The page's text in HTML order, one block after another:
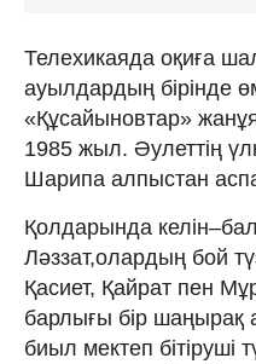
Телехикаяда оқиға
ауылдардың бірінде
«Құсайыновтар»
1985 жыл. Әулеттің
Шарипа алпыстан
Қолдарында
Ләззат,олардың бой
Қасиет, Қайрат пен
барлығы бір шаңырақ
биыл мектеп бітіруші